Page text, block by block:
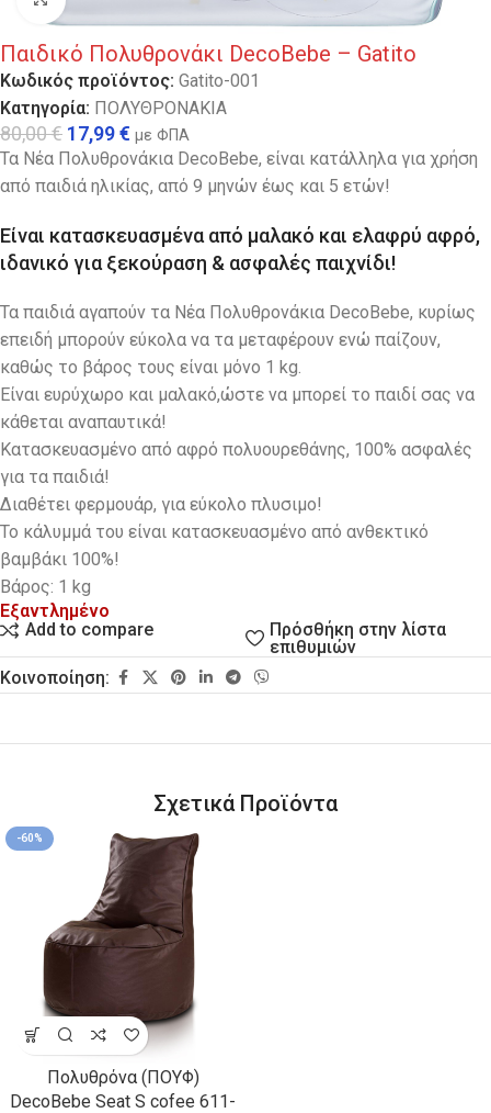
Παιδικό Πολυθρονάκι DecoBebe – Gatito
Κωδικός προϊόντος: Gatito-001
Κατηγορία: ΠΟΛΥΘΡΟΝΑΚΙΑ
80,00€ 17,99€ με ΦΠΑ
Τα Νέα Πολυθρονάκια DecoBebe, είναι κατάλληλα για χρήση
από παιδιά ηλικίας, από 9 μηνών έως και 5 ετών!
Είναι κατασκευασμένα από μαλακό και ελαφρύ αφρό,
ιδανικό για ξεκούραση & ασφαλές παιχνίδι!
Τα παιδιά αγαπούν τα Νέα Πολυθρονάκια DecoBebe, κυρίως
επειδή μπορούν εύκολα να τα μεταφέρουν ενώ παίζουν,
καθώς το βάρος τους είναι μόνο 1 kg.
Eίναι ευρύχωρο και μαλακό,ώστε να μπορεί το παιδί σας να
κάθεται αναπαυτικά!
Κατασκευασμένο από αφρό πολυουρεθάνης, 100% ασφαλές
για τα παιδιά!
Διαθέτει φερμουάρ, για εύκολο πλυσιμο!
Το κάλυμμά του είναι κατασκευασμένο από ανθεκτικό
βαμβάκι 100%!
Βάρος: 1 kg
Εξαντλημένο
Add to compare
Πρόσθήκη στην λίστα
επιθυμιών
Κοινοποίηση:
Σχετικά Προϊόντα
-60%
Πολυθρόνα (ΠΟΥΦ)
DecoBebe Seat S cofee 611-